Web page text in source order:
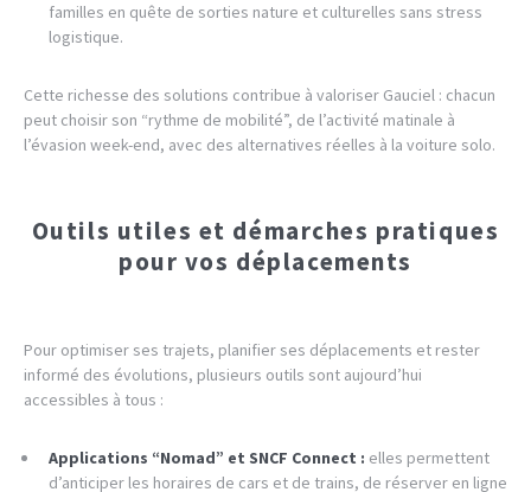
familles en quête de sorties nature et culturelles sans stress
logistique.
Cette richesse des solutions contribue à valoriser Gauciel : chacun
peut choisir son “rythme de mobilité”, de l’activité matinale à
l’évasion week-end, avec des alternatives réelles à la voiture solo.
Outils utiles et démarches pratiques
pour vos déplacements
Pour optimiser ses trajets, planifier ses déplacements et rester
informé des évolutions, plusieurs outils sont aujourd’hui
accessibles à tous :
Applications “Nomad” et SNCF Connect : elles permettent
d’anticiper les horaires de cars et de trains, de réserver en ligne